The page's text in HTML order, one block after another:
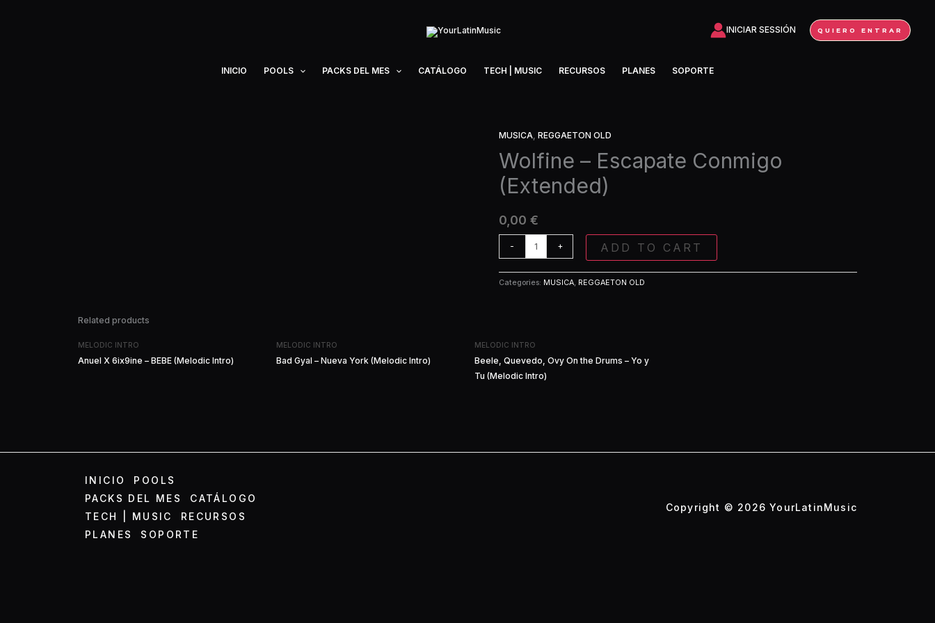
INICIAR SESSIÓN QUIERO ENTRAR
INICIO POOLS PACKS DEL MES CATÁLOGO TECH | MUSIC RECURSOS PLANES SOPORTE
MUSICA, REGGAETON OLD
Wolfine – Escapate Conmigo
(Extended)
0,00 €
-
Wolfine
-
Escapate
Conmigo
quantity
+ ADD TO CART
Categories: MUSICA, REGGAETON OLD
Related products
MELODIC INTRO
Anuel X 6ix9ine – BEBE (Melodic Intro)
MELODIC INTRO
Bad Gyal – Nueva York (Melodic Intro)
MELODIC INTRO
Beele, Quevedo, Ovy On the Drums – Yo y
Tu (Melodic Intro)
INICIO
POOLS
PACKS DEL MES
CATÁLOGO
TECH | MUSIC
RECURSOS
PLANES
SOPORTE
Copyright © 2026 YourLatinMusic